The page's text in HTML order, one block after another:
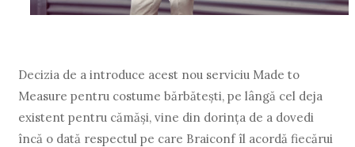
Decizia de a introduce acest nou serviciu Made to
Measure pentru costume bărbăteşti, pe lângă cel deja
existent pentru cămăşi, vine din dorinţa de a dovedi
încă o dată respectul pe care Braiconf îl acordă fiecărui